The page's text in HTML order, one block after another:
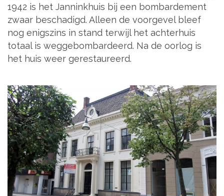
1942 is het Janninkhuis bij een bombardement
zwaar beschadigd. Alleen de voorgevel bleef
nog enigszins in stand terwijl het achterhuis
totaal is weggebombardeerd. Na de oorlog is
het huis weer gerestaureerd.